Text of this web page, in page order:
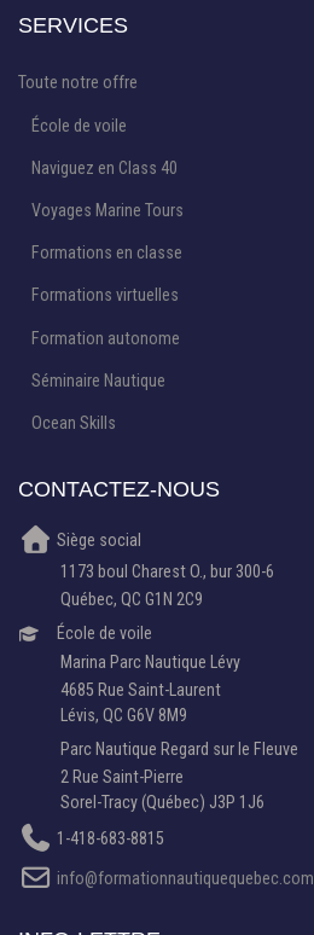
SERVICES
Toute notre offre
École de voile
Naviguez en Class 40
Voyages Marine Tours
Formations en classe
Formations virtuelles
Formation autonome
Séminaire Nautique
Ocean Skills
CONTACTEZ-NOUS
Siège social
1173 boul Charest O., bur 300-6
Québec, QC G1N 2C9
École de voile
Marina Parc Nautique Lévy
4685 Rue Saint-Laurent
Lévis, QC G6V 8M9
Parc Nautique Regard sur le Fleuve
2 Rue Saint-Pierre
Sorel-Tracy (Québec) J3P 1J6
1-418-683-8815
info@formationnautiquequebec.com